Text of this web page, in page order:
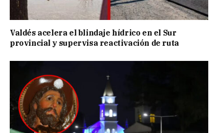
Valdés acelera el blindaje hídrico en el Sur
provincial y supervisa reactivación de ruta